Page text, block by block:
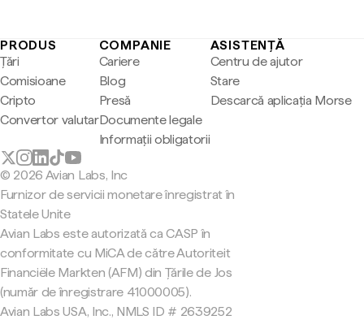
PRODUS
Țări
Comisioane
Cripto
Convertor valutar
COMPANIE
Cariere
Blog
Presă
Documente legale
Informații obligatorii
ASISTENȚĂ
Centru de ajutor
Stare
Descarcă aplicația Morse
© 2026 Avian Labs, Inc
Furnizor de servicii monetare înregistrat în
Statele Unite
Avian Labs este autorizată ca CASP în
conformitate cu MiCA de către Autoriteit
Financiële Markten (AFM) din Țările de Jos
(număr de înregistrare 41000005).
Avian Labs USA, Inc., NMLS ID # 2639252